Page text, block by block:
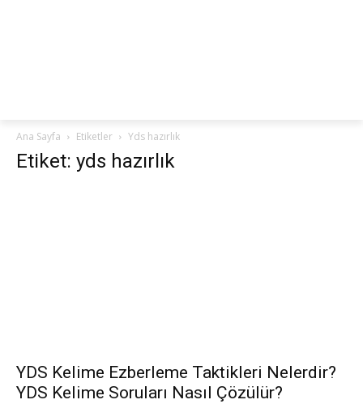
Ana Sayfa Etiketler Yds hazırlık
Etiket: yds hazırlık
YDS Kelime Ezberleme Taktikleri Nelerdir?
YDS Kelime Soruları Nasıl Çözülür?